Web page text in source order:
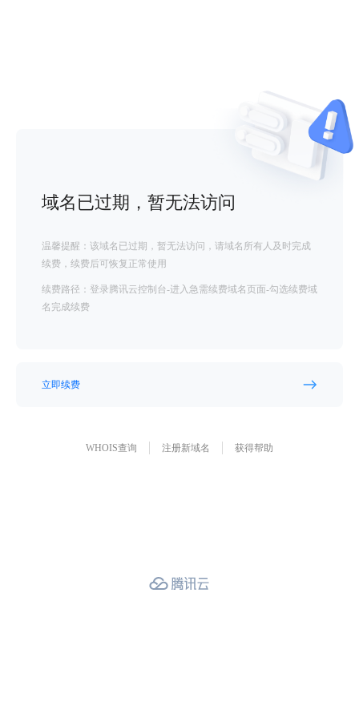
域名已过期，暂无法访问
温馨提醒：该域名已过期，暂无法访问，请域名所有人及时完成
续费，续费后可恢复正常使用
续费路径：登录腾讯云控制台-进入急需续费域名页面-勾选续费域
名完成续费
立即续费
WHOIS查询 注册新域名 获得帮助